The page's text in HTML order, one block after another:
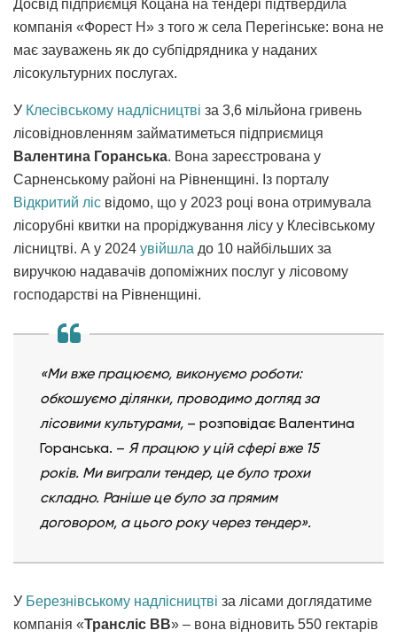
Досвід підприємця Коцана на тендері підтвердила
компанія «Форест Н» з того ж села Перегінське: вона не
має зауважень як до субпідрядника у наданих
лісокультурних послугах.
У Клесівському надлісництві за 3,6 мільйона гривень
лісовідновленням займатиметься підприємиця
Валентина Горанська. Вона зареєстрована у
Сарненському районі на Рівненщині. Із порталу
Відкритий ліс відомо, що у 2023 році вона отримувала
лісорубні квитки на проріджування лісу у Клесівському
лісництві. А у 2024 увійшла до 10 найбільших за
виручкою надавачів допоміжних послуг у лісовому
господарстві на Рівненщині.
«Ми вже працюємо, виконуємо роботи:
обкошуємо ділянки, проводимо догляд за
лісовими культурами, – розповідає Валентина
Горанська. – Я працюю у цій сфері вже 15
років. Ми виграли тендер, це було трохи
складно. Раніше це було за прямим
договором, а цього року через тендер».
У Березнівському надлісництві за лісами доглядатиме
компанія «Трансліс ВВ» – вона відновить 550 гектарів